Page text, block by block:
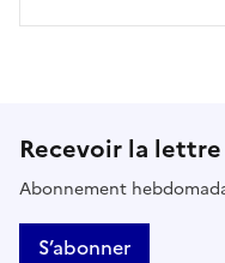
Recevoir la
Abonnement
S’abonner